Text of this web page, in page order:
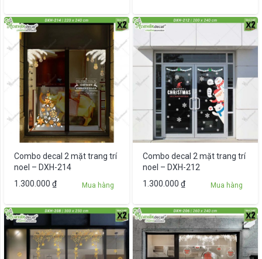
Combo decal 2 mặt trang trí
noel – DXH-214
1.300.000 ₫ Mua hàng
Combo decal 2 mặt trang trí
noel – DXH-212
1.300.000 ₫ Mua hàng